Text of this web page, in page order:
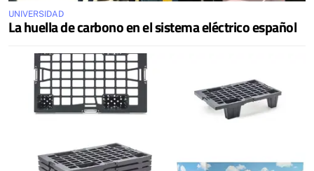
UNIVERSIDAD
La huella de carbono en el sistema eléctrico español